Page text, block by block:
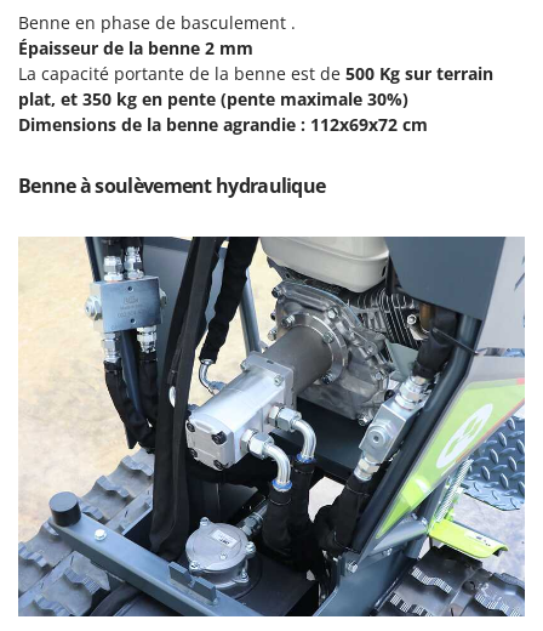
Stiga
Stocker
Sunseeker
TecnoGen
Tellarini Pompe
Telwin
Tenco
Tineco
Titania
Tornado
Tre Spade
Trev - Abrek - TecnoVIR
Trotec
Troy-Bilt
U
Benne en phase de basculement .
Épaisseur de la benne 2 mm
La capacité portante de la benne est de 500 Kg sur terrain
plat, et 350 kg en pente (pente maximale 30%)
Dimensions de la benne agrandie : 112x69x72 cm
Benne à soulèvement hydraulique